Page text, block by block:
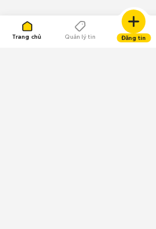
Trang chủ Quản lý tin Đăng tin